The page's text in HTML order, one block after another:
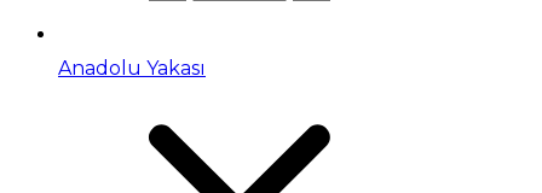
Anadolu Yakası